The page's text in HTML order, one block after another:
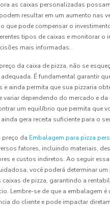
as caixas personalizadas
resultar em um aumento nas
que pode compensar o
tipos de caixas e monitorar o
mais informadas.
da caixa de pizza, não se
É fundamental garantir
ainda permita que sua pizzaria
variar dependendo do mercado e da
um equilíbrio que permita que
gera receita suficiente para o
preço da Embalagem para pizza
fatores, incluindo materiais,
e custos indiretos. Ao seguir
você poderá determinar
de pizza, garantindo a
Lembre-se de que a embalagem é
do cliente e pode impactar